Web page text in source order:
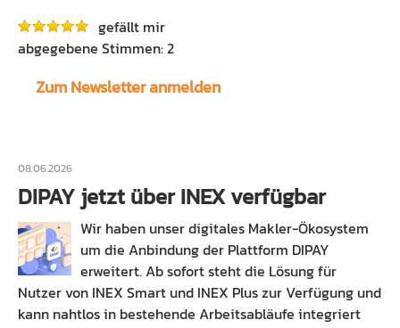
gefällt mir
2
Zum Newsletter anmelden
08.06.2026
DIPAY jetzt über INEX verfügbar
Wir haben unser digitales Makler-Ökosystem
um die Anbindung der Plattform DIPAY
erweitert. Ab sofort steht die Lösung für
Nutzer von INEX Smart und INEX Plus zur Verfügung und
kann nahtlos in bestehende Arbeitsabläufe integriert